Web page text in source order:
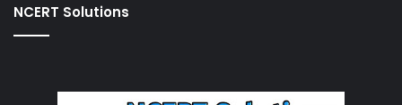
NCERT Solutions